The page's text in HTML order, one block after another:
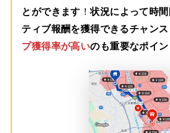
とができます ！状況によって時
ティブ報酬を獲得できるチャン
プ獲得率が高いのも重要なポイン